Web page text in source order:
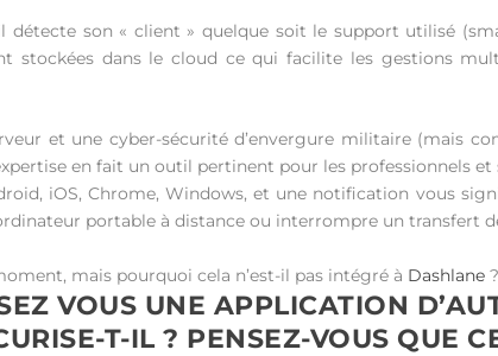
détecte son « client » quelque soit le support utilisé
stockées dans le cloud ce qui facilite les gestions
et une cyber-sécurité d’envergure militaire (mais
en fait un outil pertinent pour les professionnels
iOS, Chrome, Windows, et une notification vous
portable à distance ou interrompre un transfert
mais pourquoi cela n’est-il pas intégré à Dashlane
VOUS UNE APPLICATION
T-IL ? PENSEZ-VOUS QUE